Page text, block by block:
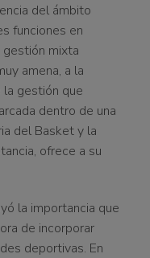
del ámbito
funciones en
mixta
amena, a la
gestión que
dentro de una
del Baskety la
ofrece a su
la importancia que
de incorporar
deportivas. En